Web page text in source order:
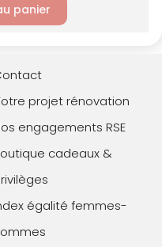
panier
projet rénovation
engagements RSE
cadeaux &
égalité femmes-